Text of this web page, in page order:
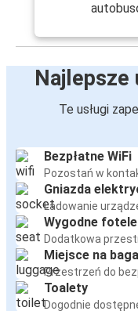
Najlepsze
Te usługi
Bezpłatne WiFi
Pozostań w
Gniazda
Ładowanie
Wygodne fotele
Dodatkowa
Miejsce na
Przestrzeń do
Toalety
Dogodnie